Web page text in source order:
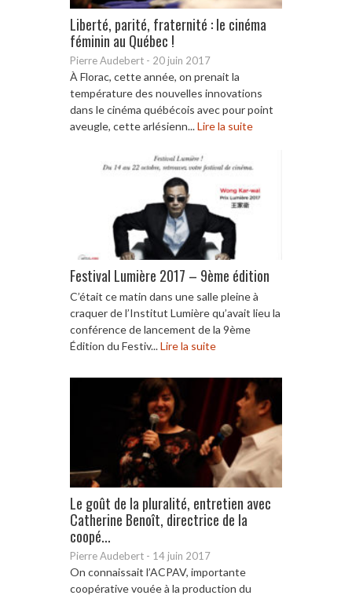
Liberté, parité, fraternité : le cinéma
féminin au Québec !
Pierre Audebert - 20 juin 2017
À Florac, cette année, on prenait la
température des nouvelles innovations
dans le cinéma québécois avec pour point
aveugle, cette arlésienn...Lire la suite
Festival Lumière 2017 – 9ème édition
C’était ce matin dans une salle pleine à
craquer de l’Institut Lumière qu’avait lieu la
conférence de lancement de la 9ème
Édition du Festiv...Lire la suite
Le goût de la pluralité, entretien avec
Catherine Benoît, directrice de la
coopé...
Pierre Audebert - 14 juin 2017
On connaissait l’ACPAV, importante
coopérative vouée à la production du